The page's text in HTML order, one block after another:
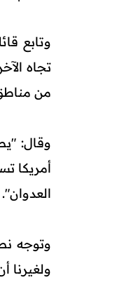
وتابع
تجاه
من
وقال:
أمريكا
العدوان".
وتوجه
ولغيرنا